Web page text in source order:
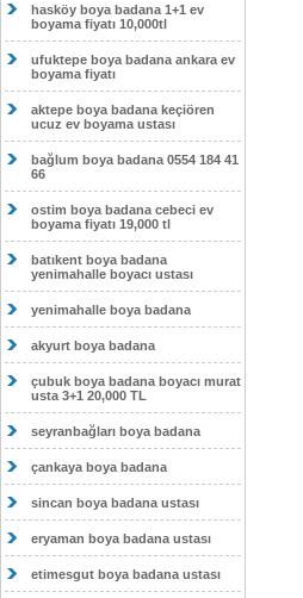
hasköy boya badana 1+1 ev
boyama fiyatı 10,000tl
ufuktepe boya badana ankara ev
boyama fiyatı
aktepe boya badana keçiören
ucuz ev boyama ustası
bağlum boya badana 0554 184 41
66
ostim boya badana cebeci ev
boyama fiyatı 19,000 tl
batıkent boya badana
yenimahalle boyacı ustası
yenimahalle boya badana
akyurt boya badana
çubuk boya badana boyacı murat
usta 3+1 20,000 TL
seyranbağları boya badana
çankaya boya badana
sincan boya badana ustası
eryaman boya badana ustası
etimesgut boya badana ustası